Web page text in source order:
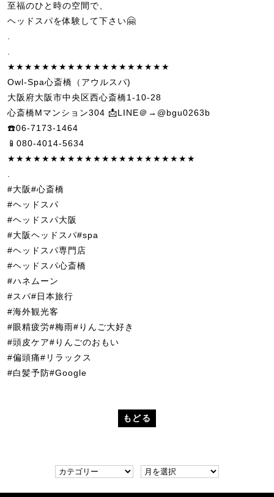
至福のひと時の空間で、
ヘッドスパを体験して下さい🤗
.
.
★★★★★★★★★★★★★★★★★★★
Owl-Spa心斎橋（アウルスパ)
大阪府大阪市中央区西心斎橋1-10-28
心斎橋Mマンション304 📩LINE＠→@bgu0263b
☎️06-7173-1464
📱080-4014-5634
★★★★★★★★★★★★★★★★★★★★★★
.
#大阪#心斎橋
#ヘッドスパ
#ヘッドスパ大阪
#大阪ヘッドスパ#spa
#ヘッドスパ専門店
#ヘッドスパ心斎橋
#ハネムーン
#スパ#日本旅行
#海外観光客
#眼精疲労#梅雨#りんご大好き
#頭皮ケア#りんごのおもい
#偏頭痛#リラックス
#白髪予防#Google
もどる